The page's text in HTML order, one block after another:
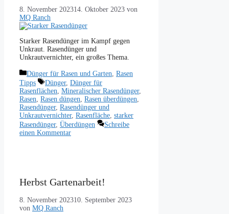
8. November 202314. Oktober 2023 von
MQ Ranch
Starker Rasendünger im Kampf gegen
Unkraut. Rasendünger und
Unkrautvernichter, ein großes Thema.
Kategorien
Dünger für Rasen und Garten, Rasen
Tipps
Schlagwörter
Dünger, Dünger für
Rasenflächen, Mineralischer Rasendünger,
Rasen, Rasen düngen, Rasen überdüngen,
Rasendünger, Rasendünger und
Unkrautvernichter, Rasenfläche, starker
Rasendünger, Überdüngen
Schreibe
einen Kommentar
Herbst Gartenarbeit!
8. November 202310. September 2023
von MQ Ranch